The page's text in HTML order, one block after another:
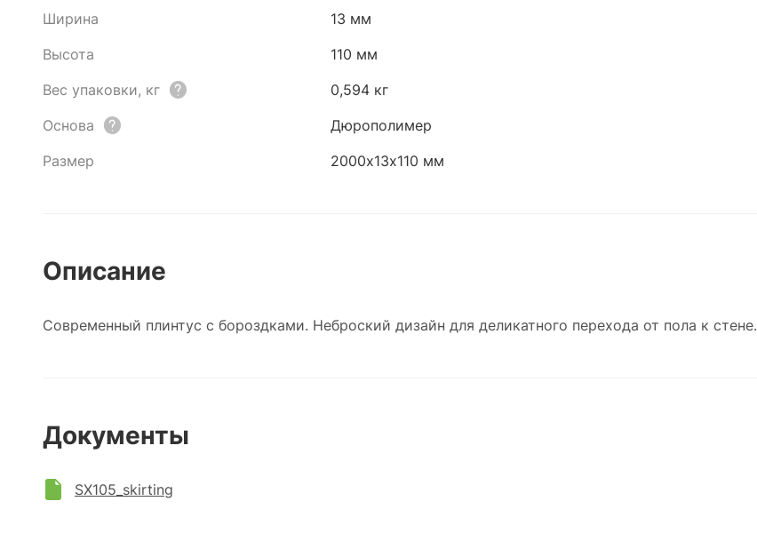
Ширина
13 мм
Высота
110 мм
Вес упаковки, кг
0,594 кг
Основа
Дюрополимер
Размер
2000х13х110 мм
Описание
Современный плинтус с бороздками. Неброский дизайн для деликатного перехода от пола к стене.
Документы
SX105_skirting